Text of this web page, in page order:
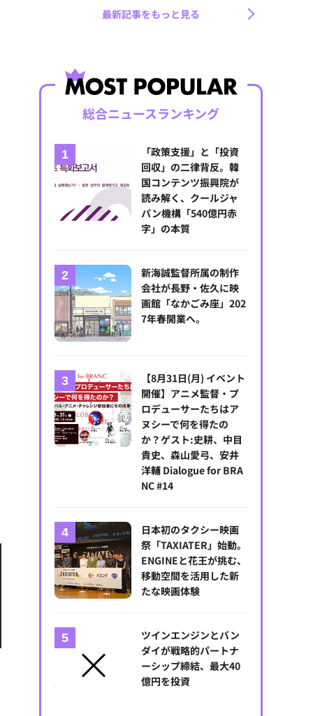
最新記事をもっと見る
総合ニュースランキング
「政策支援」と「投資
回収」の二律背反。韓
国コンテンツ振興院が
読み解く、クールジャ
パン機構「540億円赤
字」の本質
新海誠監督所属の制作
会社が長野・佐久に映
画館「なかごみ座」202
7年春開業へ。
【8月31日(月) イベント
開催】アニメ監督・プ
ロデューサーたちはア
ヌシーで何を得たの
か？ゲスト:史耕、中目
貴史、森山愛弓、安井
洋輔 Dialogue for BRA
NC #14
日本初のタクシー映画
祭「TAXIATER」始動。
ENGINEと花王が挑む、
移動空間を活用した新
たな映画体験
ツインエンジンとバン
ダイが戦略的パートナ
ーシップ締結、最大40
億円を投資